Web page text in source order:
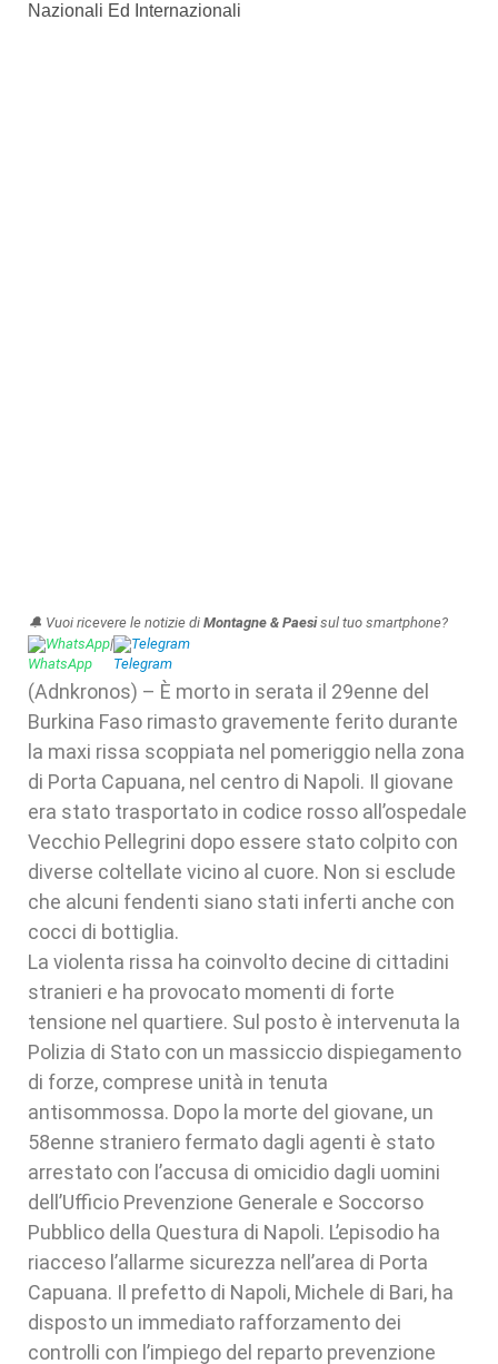
Nazionali Ed Internazionali
🔔 Vuoi ricevere le notizie di Montagne & Paesisul tuo smartphone?
WhatsApp| Telegram
(Adnkronos) – È morto in serata il 29enne del
Burkina Faso rimasto gravemente ferito durante
la maxi rissa scoppiata nel pomeriggio nella zona
di Porta Capuana, nel centro di Napoli. Il giovane
era stato trasportato in codice rosso all’ospedale
Vecchio Pellegrini dopo essere stato colpito con
diverse coltellate vicino al cuore. Non si esclude
che alcuni fendenti siano stati inferti anche con
cocci di bottiglia.
La violenta rissa ha coinvolto decine di cittadini
stranieri e ha provocato momenti di forte
tensione nel quartiere. Sul posto è intervenuta la
Polizia di Stato con un massiccio dispiegamento
di forze, comprese unità in tenuta
antisommossa. Dopo la morte del giovane, un
58enne straniero fermato dagli agenti è stato
arrestato con l’accusa di omicidio dagli uomini
dell’Ufficio Prevenzione Generale e Soccorso
Pubblico della Questura di Napoli. L’episodio ha
riacceso l’allarme sicurezza nell’area di Porta
Capuana. Il prefetto di Napoli, Michele di Bari, ha
disposto un immediato rafforzamento dei
controlli con l’impiego del reparto prevenzione